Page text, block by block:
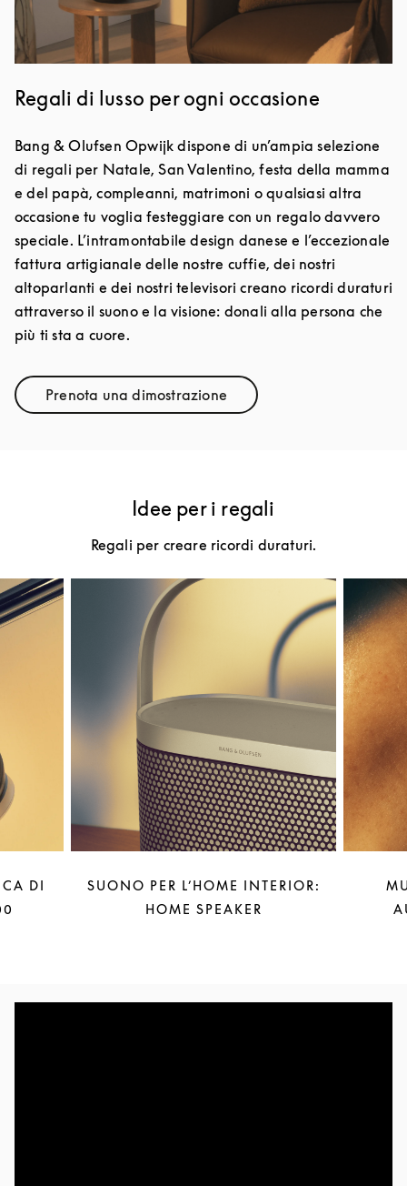
Regali di lusso per ogni occasione
Bang & Olufsen Opwijk dispone di un’ampia selezione
di regali per Natale, San Valentino, festa della mamma
e del papà, compleanni, matrimoni o qualsiasi altra
occasione tu voglia festeggiare con un regalo davvero
speciale. L’intramontabile design danese e l’eccezionale
fattura artigianale delle nostre cuffie, dei nostri
altoparlanti e dei nostri televisori creano ricordi duraturi
attraverso il suono e la visione: donali alla persona che
più ti sta a cuore.
Prenota una dimostrazione
Link Opens in New Tab
Idee per i regali
Regali per creare ricordi duraturi.
DI
SUONO PER L’HOME INTERIOR:
HOME SPEAKER